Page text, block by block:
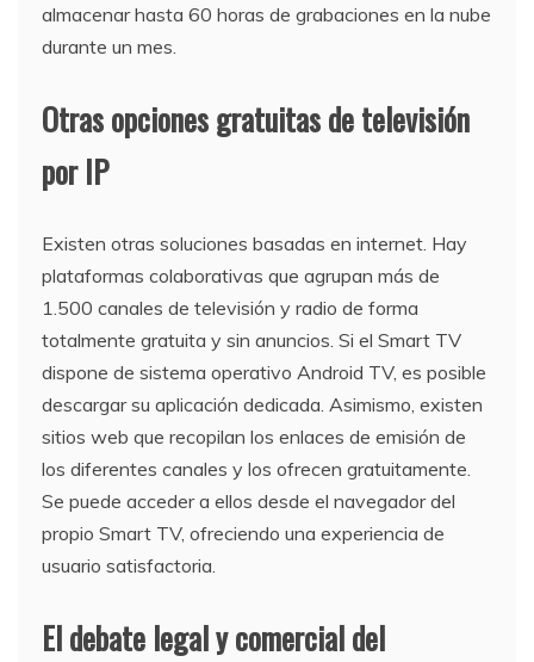
almacenar hasta 60 horas de grabaciones en la nube
durante un mes.
Otras opciones gratuitas de televisión
por IP
Existen otras soluciones basadas en internet. Hay
plataformas colaborativas que agrupan más de
1.500 canales de televisión y radio de forma
totalmente gratuita y sin anuncios. Si el Smart TV
dispone de sistema operativo Android TV, es posible
descargar su aplicación dedicada. Asimismo, existen
sitios web que recopilan los enlaces de emisión de
los diferentes canales y los ofrecen gratuitamente.
Se puede acceder a ellos desde el navegador del
propio Smart TV, ofreciendo una experiencia de
usuario satisfactoria.
El debate legal y comercial del